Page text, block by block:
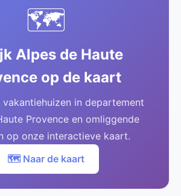
🗺️
Alpes de Haute
op de kaart
vakantiehuizen in departement
Provence en omliggende
op onze interactieve kaart.
🗺️ Naar de kaart